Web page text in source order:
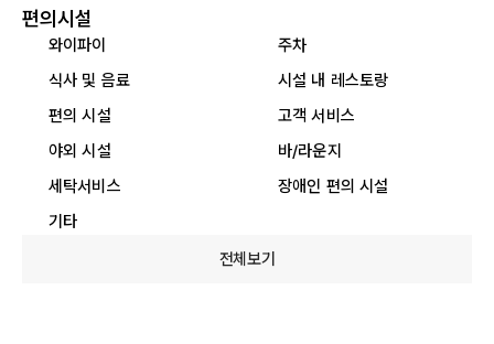
편의시설
와이파이
주차
식사 및 음료
시설 내 레스토랑
편의 시설
고객 서비스
야외 시설
바/라운지
세탁서비스
장애인 편의 시설
기타
전체보기